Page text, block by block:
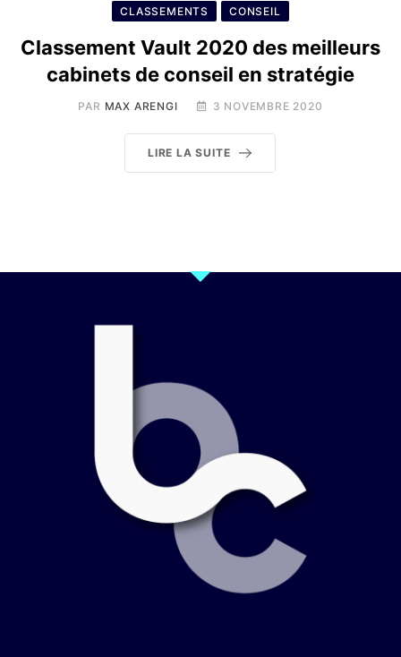
CLASSEMENTS CONSEIL
Classement Vault 2020 des meilleurs
cabinets de conseil en stratégie
PAR MAX ARENGI 3 NOVEMBRE 2020
LIRE LA SUITE